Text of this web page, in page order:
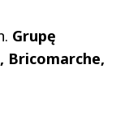
Grupę
Bricomarche,